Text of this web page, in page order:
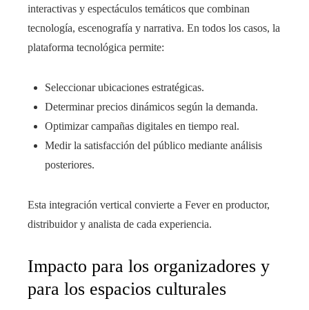
interactivas y espectáculos temáticos que combinan
tecnología, escenografía y narrativa. En todos los casos, la
plataforma tecnológica permite:
Seleccionar ubicaciones estratégicas.
Determinar precios dinámicos según la demanda.
Optimizar campañas digitales en tiempo real.
Medir la satisfacción del público mediante análisis
posteriores.
Esta integración vertical convierte a Fever en productor,
distribuidor y analista de cada experiencia.
Impacto para los organizadores y
para los espacios culturales